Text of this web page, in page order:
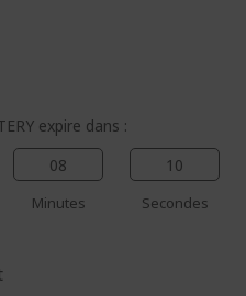
expire dans :
08
Minutes
09
Secondes